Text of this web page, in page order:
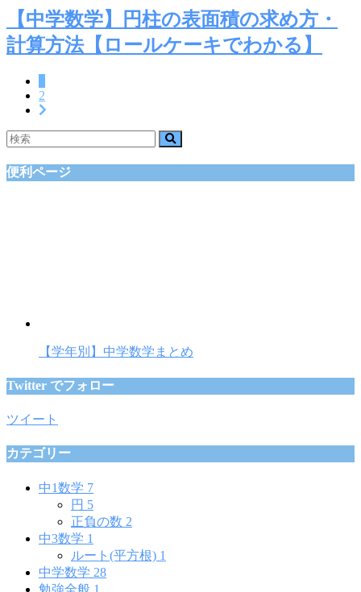
【中学数学】円柱の表面積の求め方・
計算方法【ロールケーキでわかる】
2
便利ページ
【学年別】中学数学まとめ
Twitter でフォロー
ツイート
カテゴリー
中1数学 7
円 5
正負の数 2
中3数学 1
ルート(平方根) 1
中学数学 28
勉強全般 1